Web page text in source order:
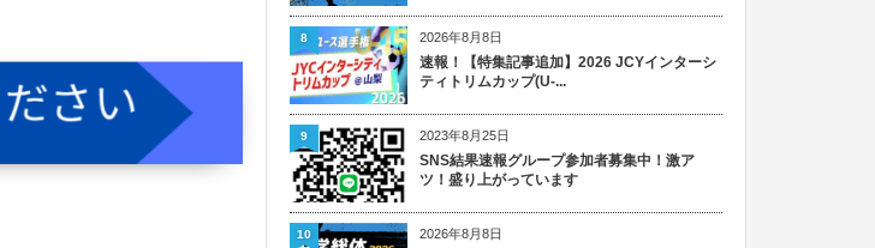
2026年8月8日
速報！【特集記事追加】2026 JCYインターシ
ティトリムカップ(U-...
8
2023年8月25日
SNS結果速報グループ参加者募集中！激ア
ツ！盛り上がっています
9
2026年8月8日
10